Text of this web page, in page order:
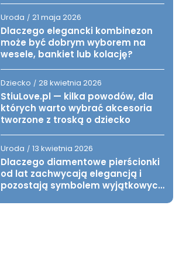
Uroda / 21 maja 2026
Dlaczego elegancki kombinezon
może być dobrym wyborem na
wesele, bankiet lub kolację?
Dziecko / 28 kwietnia 2026
StiuLove.pl — kilka powodów, dla
których warto wybrać akcesoria
tworzone z troską o dziecko
Uroda / 13 kwietnia 2026
Dlaczego diamentowe pierścionki
od lat zachwycają elegancją i
pozostają symbolem wyjątkowych